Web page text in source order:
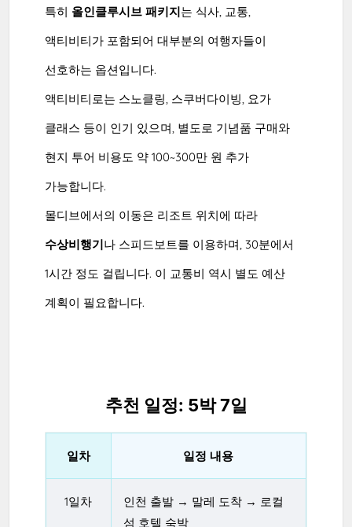
특히 올인클루시브 패키지는 식사, 교통,
액티비티가 포함되어 대부분의 여행자들이
선호하는 옵션입니다.
액티비티로는 스노클링, 스쿠버다이빙, 요가
클래스 등이 인기 있으며, 별도로 기념품 구매와
현지 투어 비용도 약 100~300만 원 추가
가능합니다.
몰디브에서의 이동은 리조트 위치에 따라
수상비행기나 스피드보트를 이용하며, 30분에서
1시간 정도 걸립니다. 이 교통비 역시 별도 예산
계획이 필요합니다.
추천 일정: 5박 7일
일차 일정 내용
1일차
인천 출발 → 말레 도착 → 로컬
섬 호텔 숙박